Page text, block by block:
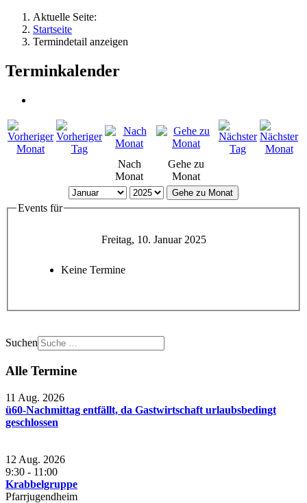
Aktuelle Seite:
Startseite
Termindetail anzeigen
Terminkalender
Nach
Monat
Gehe zu
Monat
Gehe zu Monat
Events für
Freitag, 10. Januar 2025
Keine Termine
Suchen
Alle Termine
11 Aug. 2026
ü60-Nachmittag entfällt, da Gastwirtschaft urlaubsbedingt
geschlossen
12 Aug. 2026
9:30 - 11:00
Krabbelgruppe
Pfarrjugendheim